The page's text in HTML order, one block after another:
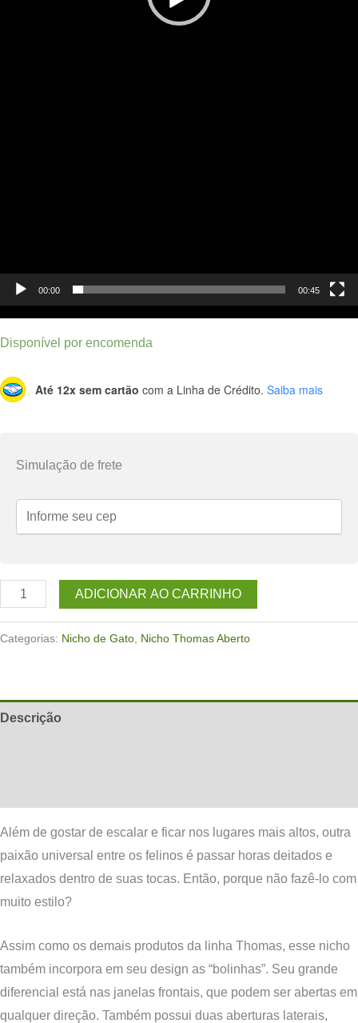
00:00 00:45
Disponível por encomenda
Até 12x sem cartão com a Linha de Crédito. Saiba mais
Simulação de frete
Nicho
parede
Thomas
ADICIONAR AO CARRINHO
Categorias: Nicho de Gato, Nicho Thomas Aberto
Descrição
Além de gostar de escalar e ficar nos lugares mais altos, outra
paixão universal entre os felinos é passar horas deitados e
relaxados dentro de suas tocas. Então, porque não fazê-lo com
muito estilo?
Assim como os demais produtos da linha Thomas, esse nicho
também incorpora em seu design as “bolinhas”. Seu grande
diferencial está nas janelas frontais, que podem ser abertas em
qualquer direção. Também possui duas aberturas laterais,